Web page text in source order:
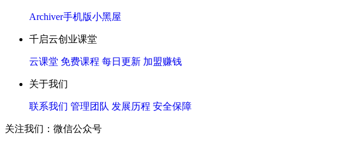
Archiver手机版小黑屋
千启云创业课堂
云课堂 免费课程 每日更新 加盟赚钱
关于我们
联系我们 管理团队 发展历程 安全保障
关注我们：微信公众号